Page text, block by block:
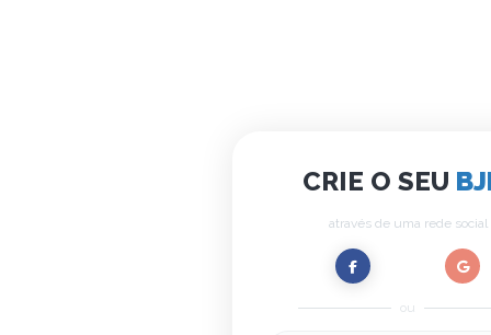
CRIE O SEU
através de uma rede social
ou